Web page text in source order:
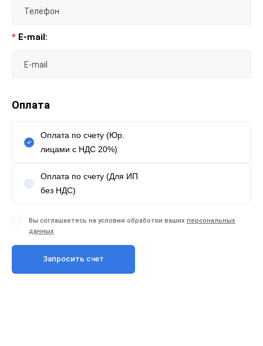
* E-mail:
Оплата
Оплата по счету (Юр.
лицами с НДС 20%)
Оплата по счету (Для ИП
без НДС)
Вы соглашаетесь на условия обработки ваших персональных
данных